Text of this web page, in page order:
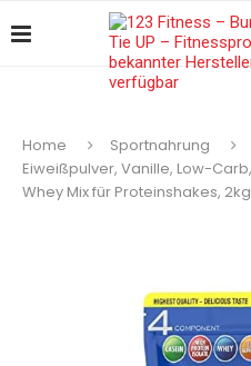
Home Sportnahrung
Eiweißpulver, Vanille, Low-
Whey Mix für Proteinshakes, 2kg